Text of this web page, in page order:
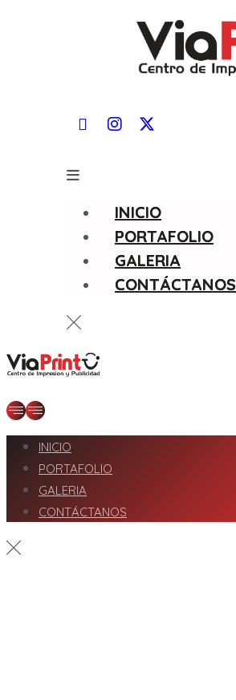
INICIO
PORTAFOLIO
GALERIA
CONTÁCTANOS
INICIO
PORTAFOLIO
GALERIA
CONTÁCTANOS